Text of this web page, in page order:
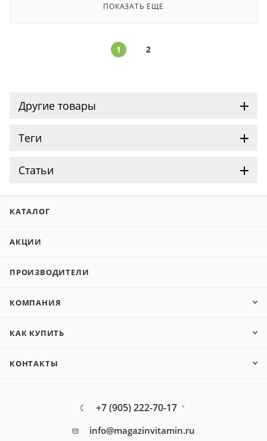
ПОКАЗАТЬ ЕЩЕ
1 2
Другие товары
Теги
Статьи
КАТАЛОГ
АКЦИИ
ПРОИЗВОДИТЕЛИ
КОМПАНИЯ
КАК КУПИТЬ
КОНТАКТЫ
+7 (905) 222-70-17
info@magazinvitamin.ru